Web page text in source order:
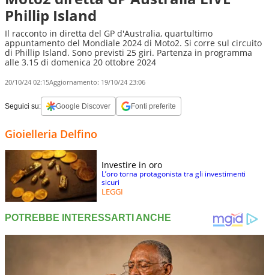
Phillip Island
Il racconto in diretta del GP d'Australia, quartultimo
appuntamento del Mondiale 2024 di Moto2. Si corre sul circuito
di Phillip Island. Sono previsti 25 giri. Partenza in programma
alle 3.15 di domenica 20 ottobre 2024
20/10/24 02:15Aggiornamento: 19/10/24 23:06
Seguici su: Google Discover Fonti preferite
Gioielleria Delfino
Investire in oro
L’oro torna protagonista tra gli investimenti
sicuri
LEGGI